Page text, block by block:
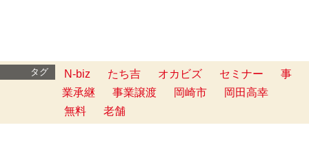
タグ N-biz たち吉 オカビズ セミナー
事
業承継
事業譲渡 岡崎市
岡田高幸
無料
老舗